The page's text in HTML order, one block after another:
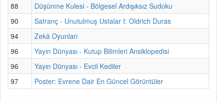
88
Düşünme Kulesi - Bölgesel Ardışıksız Sudoku
90
Satranç - Unutulmuş Ustalar I: Oldrich Duras
94
Zekâ Oyunları
96
Yayın Dünyası - Kutup Bilimleri Ansiklopedisi
96
Yayın Dünyası - Evcil Kediler
97
Poster: Evrene Dair En Güncel Görüntüler